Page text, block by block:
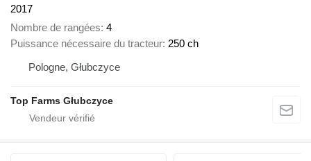
2017
Nombre de rangées 4
Puissance nécessaire du tracteur 250 ch
Pologne, Głubczyce
Top Farms Głubczyce